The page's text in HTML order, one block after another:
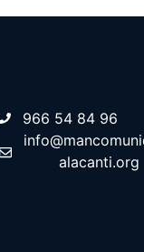
966 54 84 96
alacanti.org